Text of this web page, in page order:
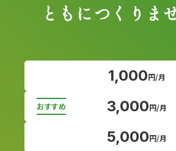
ともにつくりま
1,000円/月
3,000円/月
5,000円/月